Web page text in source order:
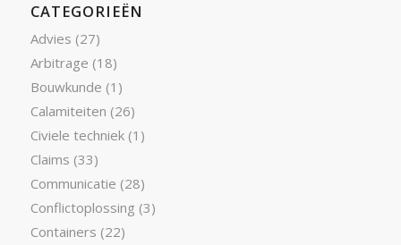
CATEGORIEËN
Advies (27)
Arbitrage (18)
Bouwkunde (1)
Calamiteiten (26)
Civiele techniek(1)
Claims (33)
Communicatie (28)
Conflictoplossing (3)
Containers (22)